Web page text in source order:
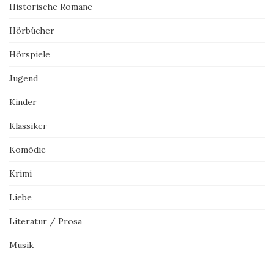
Historische Romane
Hörbücher
Hörspiele
Jugend
Kinder
Klassiker
Komödie
Krimi
Liebe
Literatur / Prosa
Musik